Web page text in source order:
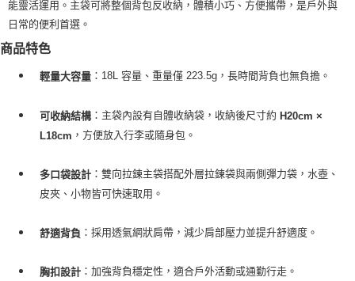
能靈活運用。主袋可將整個背包反收納，體積小巧、方便攜帶，是戶外與
日常的便利首選。
商品特色
輕量大容量 ：18L 容量、重量僅 223.5g，長時間背負也無負擔。
可收納結構 ：主袋內設有自體收納袋，收納後尺寸約 H20cm ×
L18cm ，方便放入行李或隨身包。
多口袋設計 ：雙向拉鍊主袋搭配外層拉鍊袋與兩側彈力袋，水壺、
皮夾、小物皆可快速取用。
舒適背負 ：採用透氣網狀肩帶，減少肩部壓力並提升舒適度。
胸扣設計 ：加強背負穩定性，適合戶外活動或通勤行走。